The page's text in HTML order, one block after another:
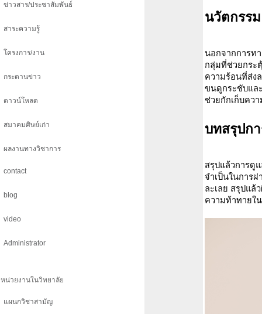
ข่าวสาร/ประชาสัมพันธ์
สาระความรู้
โครงการ/งาน
กระดานข่าว
ดาวน์โหลด
สมาคมศิษย์เก่า
ผลงานทางวิชาการ
contact
blog
video
Administrator
หน่วยงานในวิทยาลัย
แผนกวิชาสามัญ
นวัตกรร
นอกจากการท
กลุ่มที่ช่วยกระ
ความร้อนที่ส่ง
ขนดูกระชับแล
ช่วยกักเก็บคว
บทสรุปก
สรุปแล้วการดู
จำเป็นในการ
ละเลย สรุปแ
ความท้าทายใ